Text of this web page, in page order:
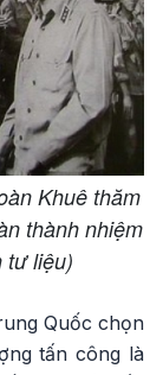
Khuê thăm
thành nhiệm
tư liệu)
Quốc chọn
tấn công là